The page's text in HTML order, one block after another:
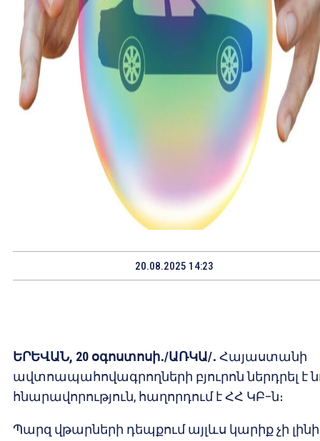
20.08.2025 14:23
ԵՐԵՎԱՆ, 20 օգոստոսի․/ԱՌԿԱ/․ Հայաստանի
ավտոապահովագրողների բյուրոն ներդրել է
հնարավորություն, հաղորդում է ՀՀ ԿԲ–ն։
Պարզ վթարների դեպքում այլևս կարիք չի լինի